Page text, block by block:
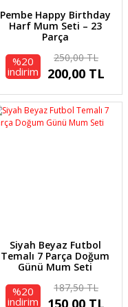
Pembe Happy Birthday
Harf Mum Seti – 23
Parça
%20
indirim
250,00 TL
200,00 TL
Siyah Beyaz Futbol
Temalı 7 Parça Doğum
Günü Mum Seti
%20
indirim
187,50 TL